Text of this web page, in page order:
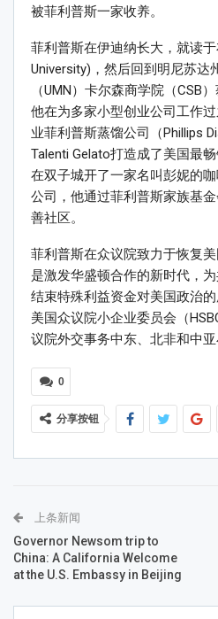
被菲利普斯一家收养。
菲利普斯在伊迪纳长大，就读
University)，然后回到明尼苏达
（UMN）卡尔森商学院（CSB
他在为多家小型创业公司工作
业菲利普斯蒸馏公司（Phillips
Talenti Gelato打造成了美国最
在双子城开了一家名叫彭妮的
公司，他通过菲利普斯家族基
善社区。
菲利普斯在众议院致力于恢复
是激发华盛顿合作的新时代，
结束特殊利益资金对美国政治
美国众议院小企业委员会（
议院外交事务中东、北非和中亚
0
分享按钮
上条新闻
Governor Newsom trip to
China: A California Welcome
at the U.S. Embassy in Beijing